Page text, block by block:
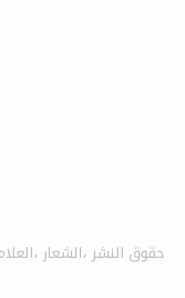
حقوق النشر ،الشعار